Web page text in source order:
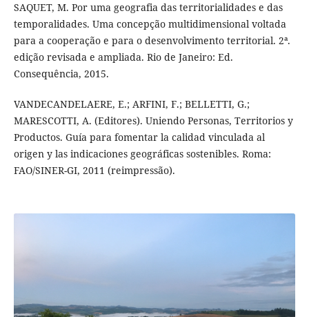
SAQUET, M. Por uma geografia das territorialidades e das
temporalidades. Uma concepção multidimensional voltada
para a cooperação e para o desenvolvimento territorial. 2ª.
edição revisada e ampliada. Rio de Janeiro: Ed.
Consequência, 2015.
VANDECANDELAERE, E.; ARFINI, F.; BELLETTI, G.;
MARESCOTTI, A. (Editores). Uniendo Personas, Territorios y
Productos. Guía para fomentar la calidad vinculada al
origen y las indicaciones geográficas sostenibles. Roma:
FAO/SINER-GI, 2011 (reimpressão).